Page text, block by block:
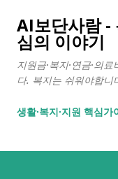
AI보단사람 -
심의 이야기
지원금·복지·연금·의
다. 복지는 쉬워야합니
생활∙복지∙지원 핵심가